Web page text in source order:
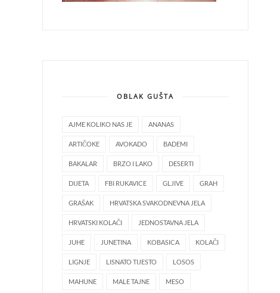
OBLAK GUŠTA
AJME KOLIKO NAS JE ANANAS
ARTIČOKE AVOKADO BADEMI
BAKALAR BRZO I LAKO DESERTI
DIJETA FBI RUKAVICE GLJIVE GRAH
GRAŠAK HRVATSKA SVAKODNEVNA JELA
HRVATSKI KOLAČI JEDNOSTAVNA JELA
JUHE JUNETINA KOBASICA KOLAČI
LIGNJE LISNATO TIJESTO LOSOS
MAHUNE MALE TAJNE MESO